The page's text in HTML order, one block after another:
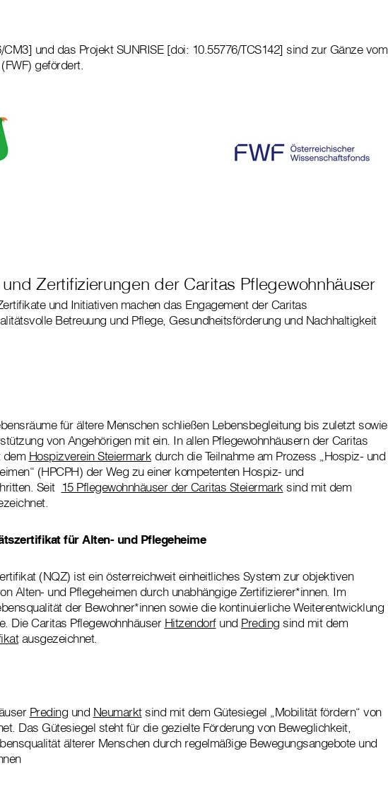
und das Projekt SUNRISE [doi: 10.55776/TCS142] sind zur Gänze vom
gefördert.
Zertifizierungen der Caritas Pflegewohnhäuser
und Initiativen machen das Engagement der Caritas
Betreuung und Pflege, Gesundheitsförderung und Nachhaltigkeit
für ältere Menschen schließen Lebensbegleitung bis zuletzt sowie
von Angehörigen mit ein. In allen Pflegewohnhäusern der Caritas
dem Hospizverein Steiermark durch die Teilnahme am Prozess „Hospiz- und
(HPCPH) der Weg zu einer kompetenten Hospiz- und
Seit 15 Pflegewohnhäuser der Caritas Steiermark sind mit dem
für Alten- und Pflegeheime
(NQZ) ist ein österreichweit einheitliches System zur objektiven
Alten- und Pflegeheimen durch unabhängige Zertifizierer*innen. Im
der Bewohner*innen sowie die kontinuierliche Weiterentwicklung
Die Caritas Pflegewohnhäuser Hitzendorfund Preding sind mit dem
ausgezeichnet.
Preding und Neumarktsind mit dem Gütesiegel „Mobilität fördern“ von
Das Gütesiegel steht für die gezielte Förderung von Beweglichkeit,
älterer Menschen durch regelmäßige Bewegungsangebote und